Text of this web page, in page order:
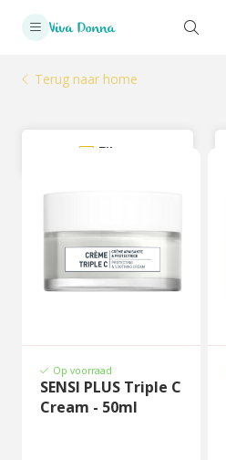
Terug naar home
Filter
Op voorraad
SENSI PLUS Triple C
Cream - 50ml